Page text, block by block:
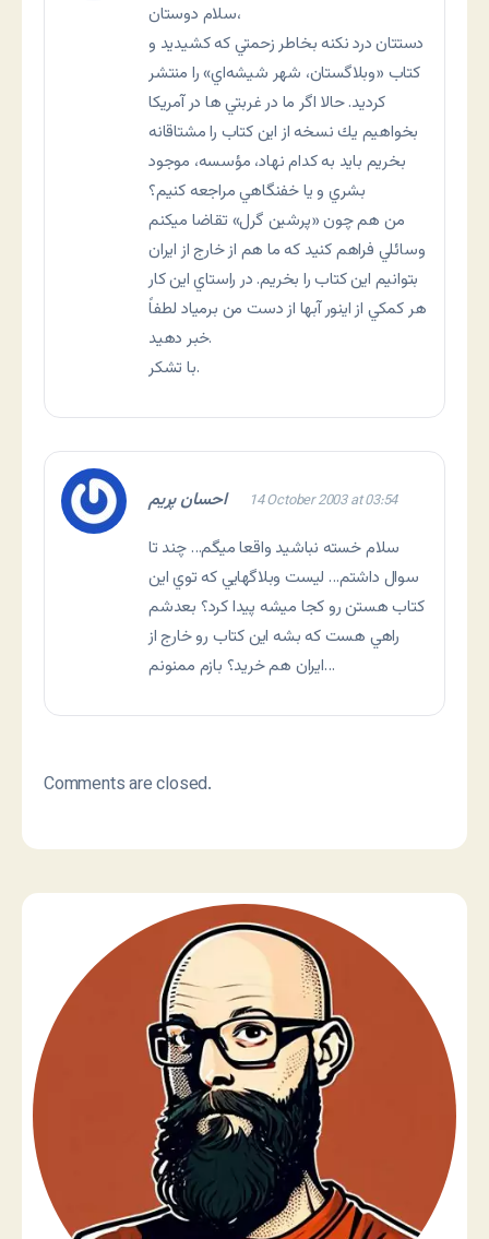
سلام دوستان،
دستتان درد نكنه بخاطر زحمتي كه كشيديد و
كتاب «وبلاگستان، شهر شيشه‌اي» را منتشر
كرديد. حالا اگر ما در غربتي ها در آمريكا
بخواهيم يك نسخه از اين كتاب را مشتاقانه
بخريم بايد به كدام نهاد، مؤسسه، موجود
بشري و يا خفنگاهي مراجعه كنيم؟
من هم چون «پرشين گرل» تقاضا ميكنم
وسائلي فراهم كنيد كه ما هم از خارج از ايران
بتوانيم اين كتاب را بخريم. در راستاي اين كار
هر كمكي از اينور آبها از دست من برمياد لطفاً
خبر دهيد.
با تشكر.
احسان پريم 14 October 2003 at 03:54
سلام خسته نباشيد واقعا ميگم… چند تا
سوال داشتم… ليست وبلاگهايي كه توي اين
كتاب هستن رو كجا ميشه پيدا كرد؟ بعدشم
راهي هست كه بشه اين كتاب رو خارج از
ايران هم خريد؟ بازم ممنونم…
Comments are closed.